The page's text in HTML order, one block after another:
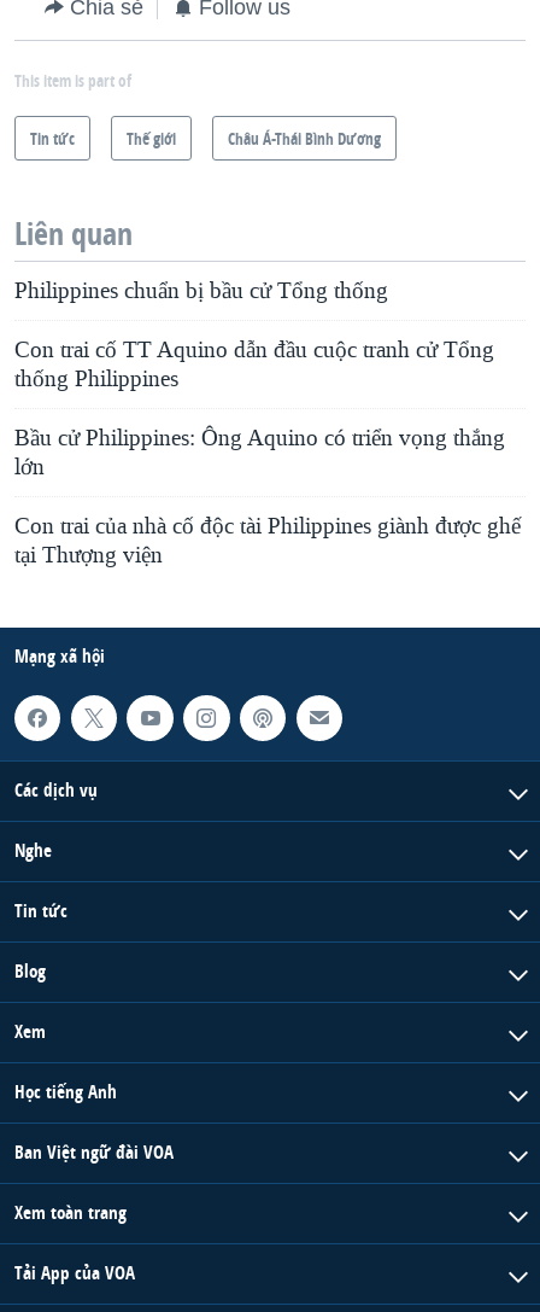
Chia sẻ Follow us
This item is part of
Tin tức Thế giới Châu Á-Thái Bình Dương
Liên quan
Philippines chuẩn bị bầu cử Tổng thống
Con trai cố TT Aquino dẫn đầu cuộc tranh cử Tổng
thống Philippines
Bầu cử Philippines: Ông Aquino có triển vọng thắng
lớn
Con trai của nhà cố độc tài Philippines giành được ghế
tại Thượng viện
Mạng xã hội
Các dịch vụ
Nghe
Tin tức
Blog
Xem
Học tiếng Anh
Ban Việt ngữ đài VOA
Xem toàn trang
Tải App của VOA